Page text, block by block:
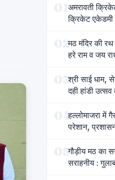
01अमरावती
क्रिकेट
02मठ मंदिर की रथ
हरे राम व जय
03श्री साई धाम,
दही हांडी
04हल्लोमाजरा में
परेशान,
05गौड़ीय मठ का
सराहनीय :